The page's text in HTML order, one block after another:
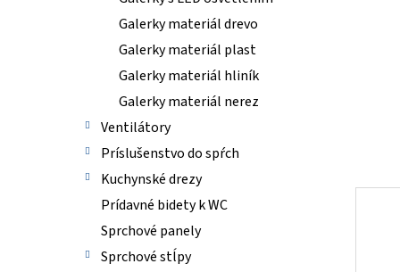
Galerky materiál drevo
Galerky materiál plast
Galerky materiál hliník
Galerky materiál nerez
Ventilátory
Príslušenstvo do spŕch
Kuchynské drezy
Prídavné bidety k WC
Sprchové panely
Sprchové stĺpy